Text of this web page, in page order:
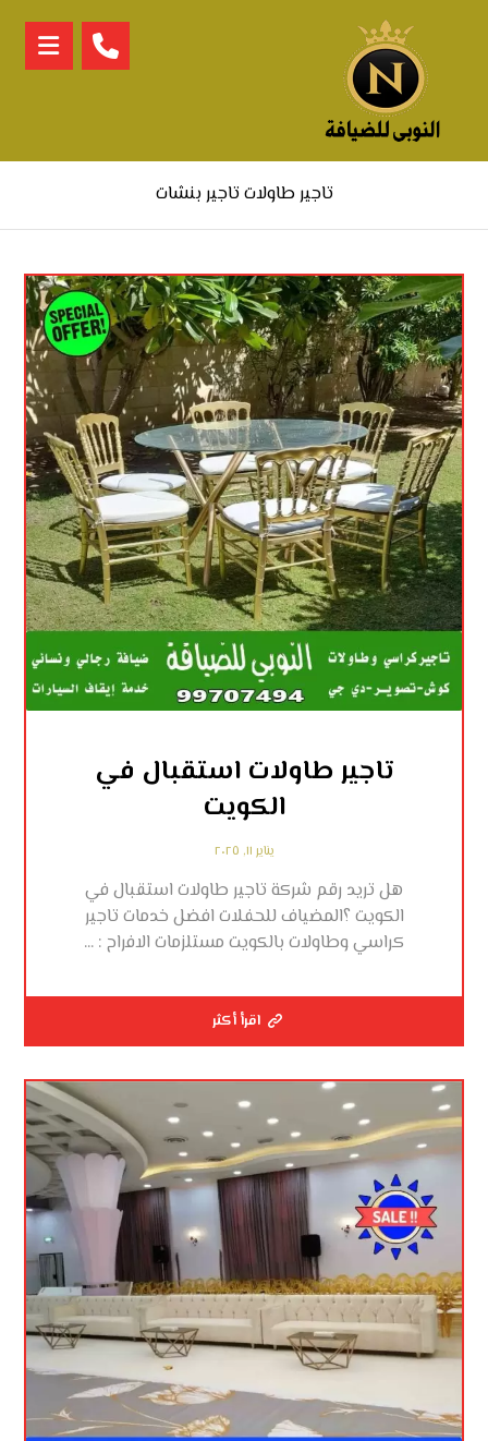
تاجير طاولات تاجير بنشات
تاجير طاولات استقبال في
الكويت
يناير ١١, ٢٠٢٥
هل تريد رقم شركة تاجير طاولات استقبال في
الكويت ؟المضياف للحفلات افضل خدمات تاجير
كراسي وطاولات بالكويت مستلزمات الافراح : ...
اقرأ أكثر